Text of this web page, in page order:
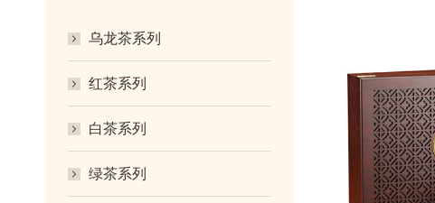
乌龙茶系列
红茶系列
白茶系列
绿茶系列